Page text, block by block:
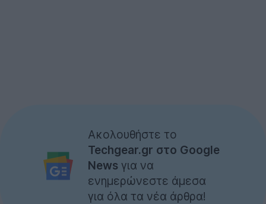
Ακολουθήστε το
Techgear.gr στο Google
News για να
ενημερώνεστε άμεσα
για όλα τα νέα άρθρα!